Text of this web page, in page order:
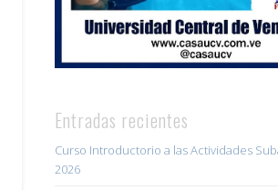
Entradas recientes
Curso Introductorio a las Actividades
2026